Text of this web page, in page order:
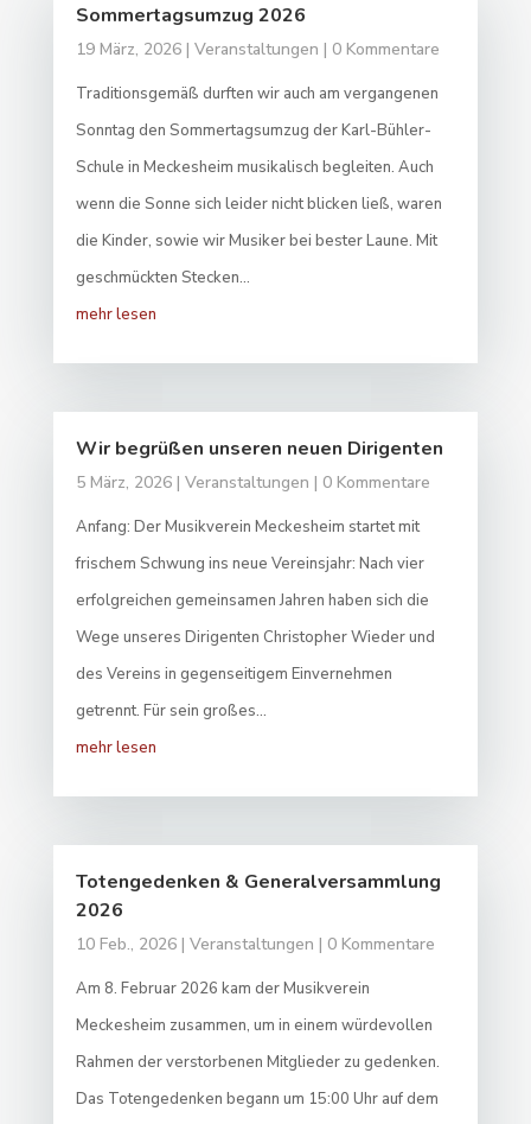
Sommertagsumzug 2026
19 März, 2026| Veranstaltungen | 0 Kommentare
Traditionsgemäß durften wir auch am vergangenen
Sonntag den Sommertagsumzug der Karl-Bühler-
Schule in Meckesheim musikalisch begleiten. Auch
wenn die Sonne sich leider nicht blicken ließ, waren
die Kinder, sowie wir Musiker bei bester Laune. Mit
geschmückten Stecken...
mehr lesen
Wir begrüßen unseren neuen Dirigenten
5 März, 2026| Veranstaltungen | 0 Kommentare
Anfang: Der Musikverein Meckesheim startet mit
frischem Schwung ins neue Vereinsjahr: Nach vier
erfolgreichen gemeinsamen Jahren haben sich die
Wege unseres Dirigenten Christopher Wieder und
des Vereins in gegenseitigem Einvernehmen
getrennt. Für sein großes...
mehr lesen
Totengedenken & Generalversammlung
2026
10 Feb., 2026| Veranstaltungen | 0 Kommentare
Am 8. Februar 2026 kam der Musikverein
Meckesheim zusammen, um in einem würdevollen
Rahmen der verstorbenen Mitglieder zu gedenken.
Das Totengedenken begann um 15:00 Uhr auf dem